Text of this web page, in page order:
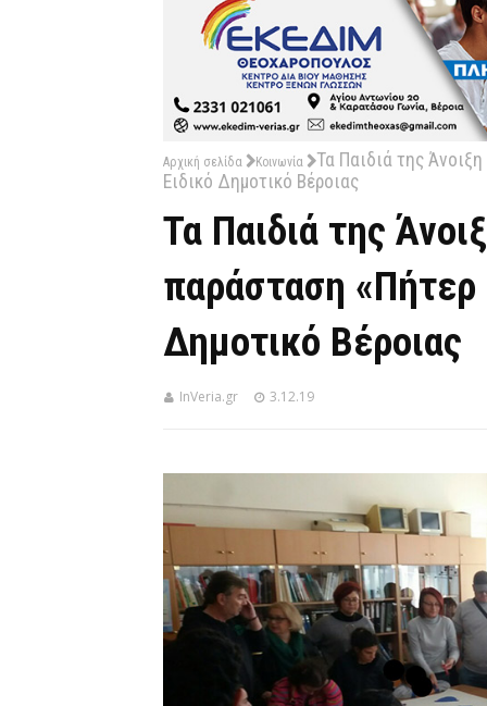
Αρχική σελίδα Κοινωνία
Τα Παιδιά της
Ειδικό Δημοτικό Βέροιας
Τα Παιδιά της
παράσταση «Πήτερ
Δημοτικό Βέροιας
InVeria.gr 3.12.19